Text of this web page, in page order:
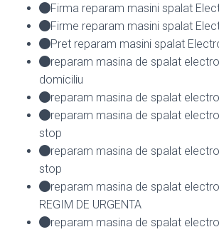
Firma reparam masini spalat
Firme reparam masini spalat
Pret reparam masini spalat
reparam masina de spalat
domiciliu
reparam masina de spalat
reparam masina de spalat
stop
reparam masina de spalat
stop
reparam masina de spalat
REGIM DE URGENTA
reparam masina de spalat